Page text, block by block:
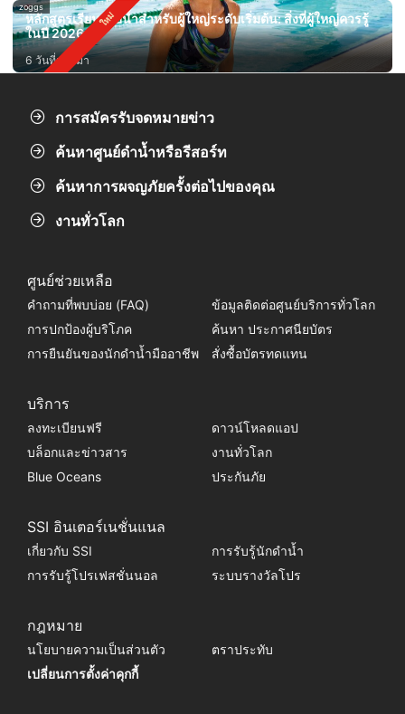
zoggs
หลักสูตรเรียนว่ายน้ำสำหรับผู้ใหญ่ระดับเริ่มต้น: สิ่งที่ผู้ใหญ่ควรรู้
ในปี 2026
6 วันที่ผ่านมา
การสมัครรับจดหมายข่าว
ค้นหาศูนย์ดำน้ำหรือรีสอร์ท
ค้นหาการผจญภัยครั้งต่อไปของคุณ
งานทั่วโลก
ศูนย์ช่วยเหลือ
คำถามที่พบบ่อย (FAQ)
ข้อมูลติดต่อศูนย์บริการทั่วโลก
การปกป้องผู้บริโภค
ค้นหา ประกาศนียบัตร
การยืนยันของนักดำน้ำมืออาชีพ
สั่งซื้อบัตรทดแทน
บริการ
ลงทะเบียนฟรี
ดาวน์โหลดแอป
บล็อกและข่าวสาร
งานทั่วโลก
Blue Oceans
ประกันภัย
SSI อินเตอร์เนชั่นแนล
เกี่ยวกับ SSI
การรับรู้นักดำน้ำ
การรับรู้โปรเฟสชั่นนอล
ระบบรางวัลโปร
กฎหมาย
นโยบายความเป็นส่วนตัว
ตราประทับ
เปลี่ยนการตั้งค่าคุกกี้